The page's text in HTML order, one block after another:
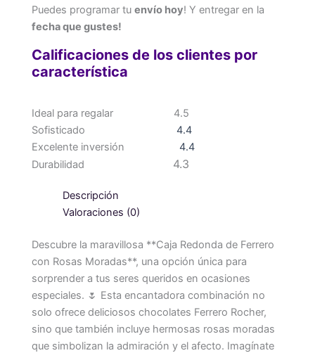
Puedes programar tu envío hoy! Y entregar en la
fecha que gustes!
Calificaciones de los clientes por
característica
Ideal para regalar
4.5
Sofisticado
4.4
Excelente inversión
4.4
Durabilidad
4.3
Descripción
Valoraciones (0)
Descubre la maravillosa **Caja Redonda de Ferrero
con Rosas Moradas**, una opción única para
sorprender a tus seres queridos en ocasiones
especiales. 🌷 Esta encantadora combinación no
solo ofrece deliciosos chocolates Ferrero Rocher,
sino que también incluye hermosas rosas moradas
que simbolizan la admiración y el afecto. Imagínate